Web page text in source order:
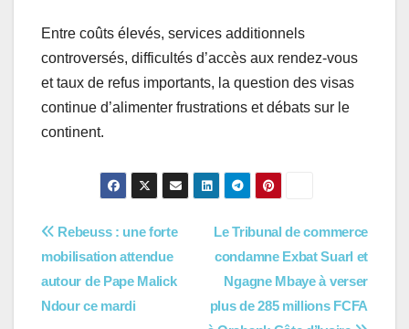
Entre coûts élevés, services additionnels
controversés, difficultés d’accès aux rendez-vous
et taux de refus importants, la question des visas
continue d’alimenter frustrations et débats sur le
continent.
Navigation
de
l’article
Le Tribunal de commerce
condamne Exbat Suarl et
Ngagne Mbaye à verser
plus de 285 millions FCFA
Rebeuss : une forte
mobilisation attendue
autour de Pape Malick
Ndour ce mardi